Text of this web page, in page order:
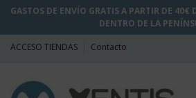
GASTOS DE ENVÍO GRATIS A PARTIR DE 40€
DENTRO DE LA
ACCESO TIENDAS Contacto